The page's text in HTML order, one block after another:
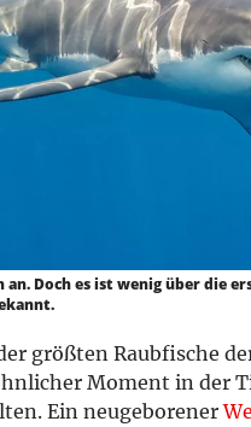
Doch es ist wenig über die
größten Raubfische
Moment in der
Ein neugeborener